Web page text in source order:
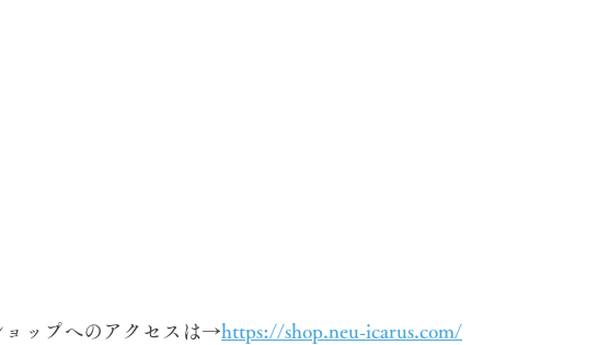
ョップへのアクセスは→https://shop.neu-icarus.com/